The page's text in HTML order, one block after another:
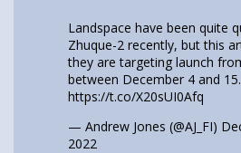
Landspace have been quite
Zhuque-2 recently, but this
they are targeting launch
between December 4 and 15.
https://t.co/X20sUI0Afq
— Andrew Jones (@AJ_FI)
2022